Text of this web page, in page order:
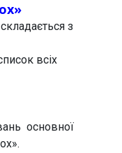
з
всіх
основної